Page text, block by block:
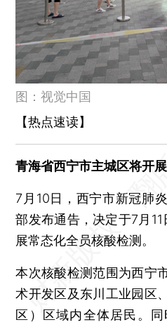
上海市首个核酸产业园将在
河南泌阳：居民非必要不
7月10日广东省新增本土新
斯里兰卡总统拉贾帕克萨将
7月9日山东新增2+55例均
7月9日安徽新增11+71例 泗
7月9日北京零新增
图：视觉中国
【热点速读】
青海省西宁市主城区将开
7月10日，西宁市新冠肺
部发布通告，决定于7月
展常态化全员核酸检测。
本次核酸检测范围为西宁
术开发区及东川工业园区
区）区域内全体居民。